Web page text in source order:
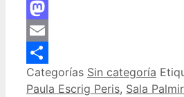
Facebook
Mastodon
Email
Compartir
Categorías Sin categoría
Paula Escrig Peris, Sala